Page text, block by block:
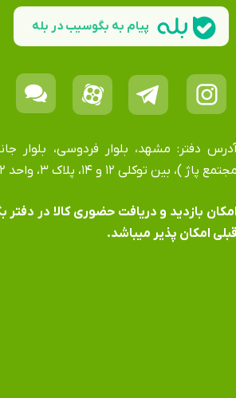
پاژ )، بین توکلی ۱۲ و ۱۴، پلاک ۳، واحد ۲
بازدید و دریافت حضوری کالا در
امکان پذیر میباشد.
پیام به بگوسیب در بله